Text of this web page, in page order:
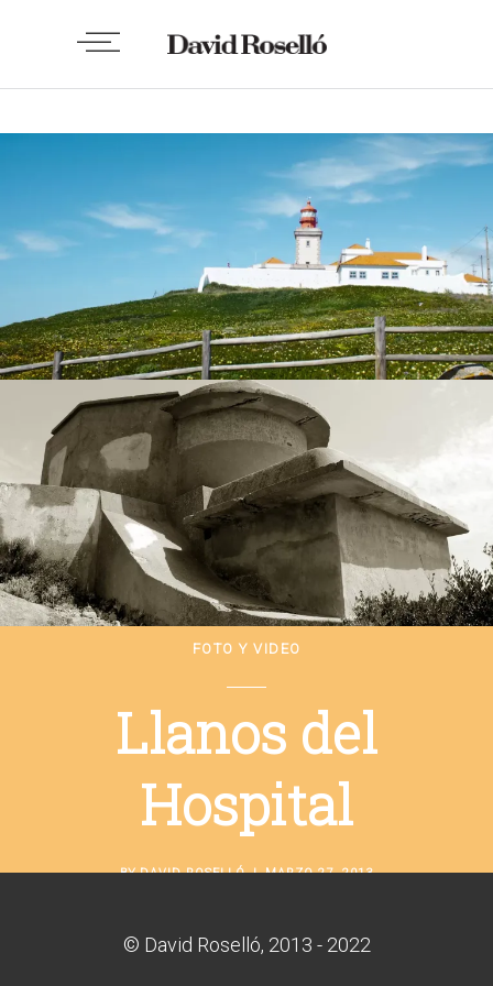
Cabo da Roca
BY DAVID ROSELLÓ MARZO 29, 2013
FOTO Y VIDEO
Búnker faro
Camarinal
BY DAVID ROSELLÓ MARZO 28, 2013
FOTO Y VIDEO
Llanos del
Hospital
BY DAVID ROSELLÓ MARZO 27, 2013
© David Roselló, 2013 - 2022